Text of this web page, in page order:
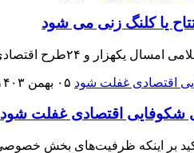
استان افتتاح یا کلنگ زنی خواهد شد.
۰۵ بهمن ۱۴۰۳
شکوفایی اقتصادی غفلت شود
تاکید بر اینکه ظرفیت‌های